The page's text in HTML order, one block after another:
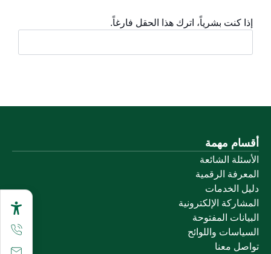
إذا كنت بشرياً، اترك هذا الحقل فارغاً.
أقسام مهمة
الأسئلة الشائعة
المعرفة الرقمية
دليل الخدمات
المشاركة الإلكترونية
البيانات المفتوحة
السياسات واللوائح
تواصل معنا